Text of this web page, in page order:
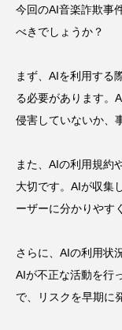
今回のAI音楽詐欺事
べきでしょうか？
まず、AIを利用する
る必要があります。
侵害していないか、
また、AIの利用規約
大切です。AIが収集
ーザーに分かりやす
さらに、AIの利用状
AIが不正な活動を行
で、リスクを早期に